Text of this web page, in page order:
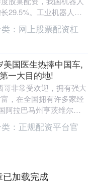
29.5%。工业机器人产
务机器人产量达1350
： 网上股票配资杠
国医生热捧中国车,
一大目的地!
哥非常受欢迎，拥有强大
，在全国拥有许多家经
阿拉巴马州亨茨维尔
退休放射科医生约翰....
： 正规配资平台官
加载完成